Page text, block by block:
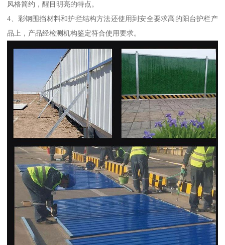
风格简约，醒目明亮的特点。
4、彩钢围挡材料和护拦结构方法还使用到安全要求高的阳台护栏产
品上，产品经检测机构鉴定符合使用要求。